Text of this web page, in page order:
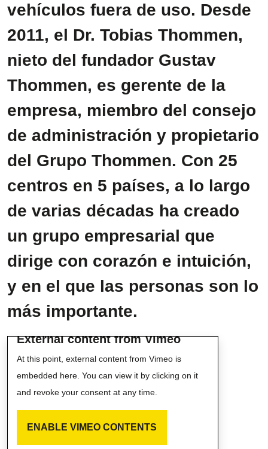
vehículos fuera de uso. Desde
2011, el Dr. Tobias Thommen,
nieto del fundador Gustav
Thommen, es gerente de la
empresa, miembro del consejo
de administración y propietario
del Grupo Thommen. Con 25
centros en 5 países, a lo largo
de varias décadas ha creado
un grupo empresarial que
dirige con corazón e intuición,
y en el que las personas son lo
más importante.
External content from Vimeo
At this point, external content from Vimeo is
embedded here. You can view it by clicking on it
and revoke your consent at any time.
ENABLE VIMEO CONTENTS